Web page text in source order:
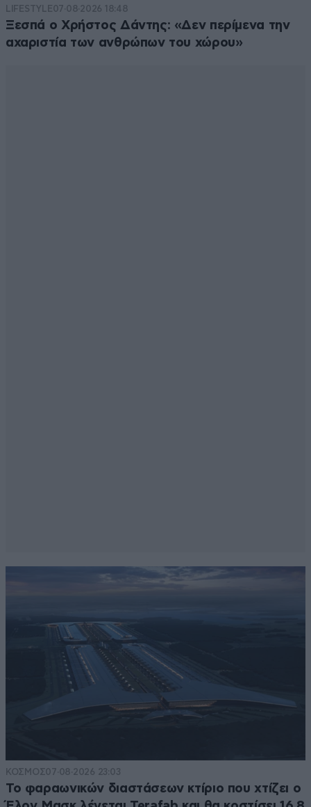
LIFESTYLE07·08·2026 18:48
Ξεσπά ο Χρήστος Δάντης: «Δεν περίμενα την
αχαριστία των ανθρώπων του χώρου»
ΚΟΣΜΟΣ07·08·2026 23:03
Το φαραωνικών διαστάσεων κτίριο που χτίζει ο